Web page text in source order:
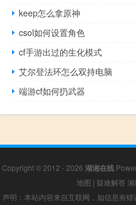
keep怎么拿原神
csol如何设置角色
cf手游出过的生化模式
艾尔登法环怎么双持电脑
端游cf如何扔武器
Copyright © 2012 - 2026 湖湘在线
地图 | 疑难解答
声明：本站内容来自互联网，如信息有